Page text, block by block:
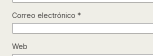
Correo electrónico *
Web